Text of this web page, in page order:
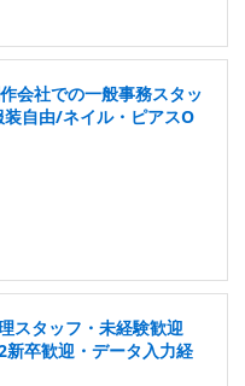
会社での一般事務スタッ
自由/ネイル・ピアスO
スタッフ・未経験歓迎
新卒歓迎・データ入力経